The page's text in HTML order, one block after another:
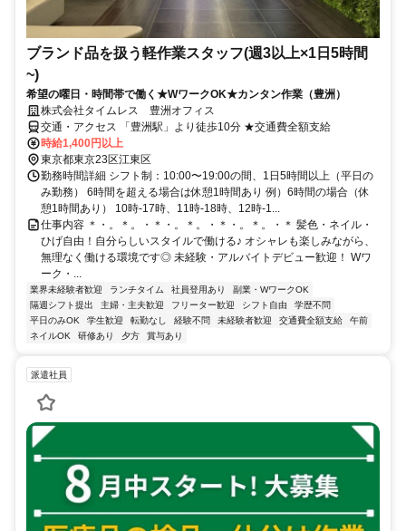
ブランド品を扱う軽作業スタッフ(週3以上×1日5時間
~)
希望の曜日・時間帯で働く★WワークOK★カンタン作業（豊洲）
株式会社タイムレス 豊洲オフィス
交通・アクセス 「豊洲駅」より徒歩10分 ★交通費全額支給
時給1,400円以上
東京都東京23区江東区
勤務時間詳細 シフト制：10:00〜19:00の間、1日5時間以上（平日の
み勤務） 6時間を超える場合は休憩1時間あり 例）6時間の場合（休
憩1時間あり） 10時-17時、11時-18時、12時-1...
仕事内容 ＊・。＊。・＊・。＊。・＊・。＊。・＊ 髪色・ネイル・
ひげ自由！自分らしいスタイルで働ける♪ オシャレも楽しみながら、
無理なく働ける環境です◎ 未経験・アルバイトデビュー歓迎！ Wワ
ーク・...
業界未経験者歓迎 ランチタイム 社員登用あり
副業・WワークOK
隔週シフト提出
主婦・主夫歓迎 フリーター歓迎 シフト自由
学歴不問
平日のみOK
学生歓迎 転勤なし 経験不問 未経験者歓迎 交通費全額支給
午前
ネイルOK
研修あり 夕方 賞与あり
派遣社員